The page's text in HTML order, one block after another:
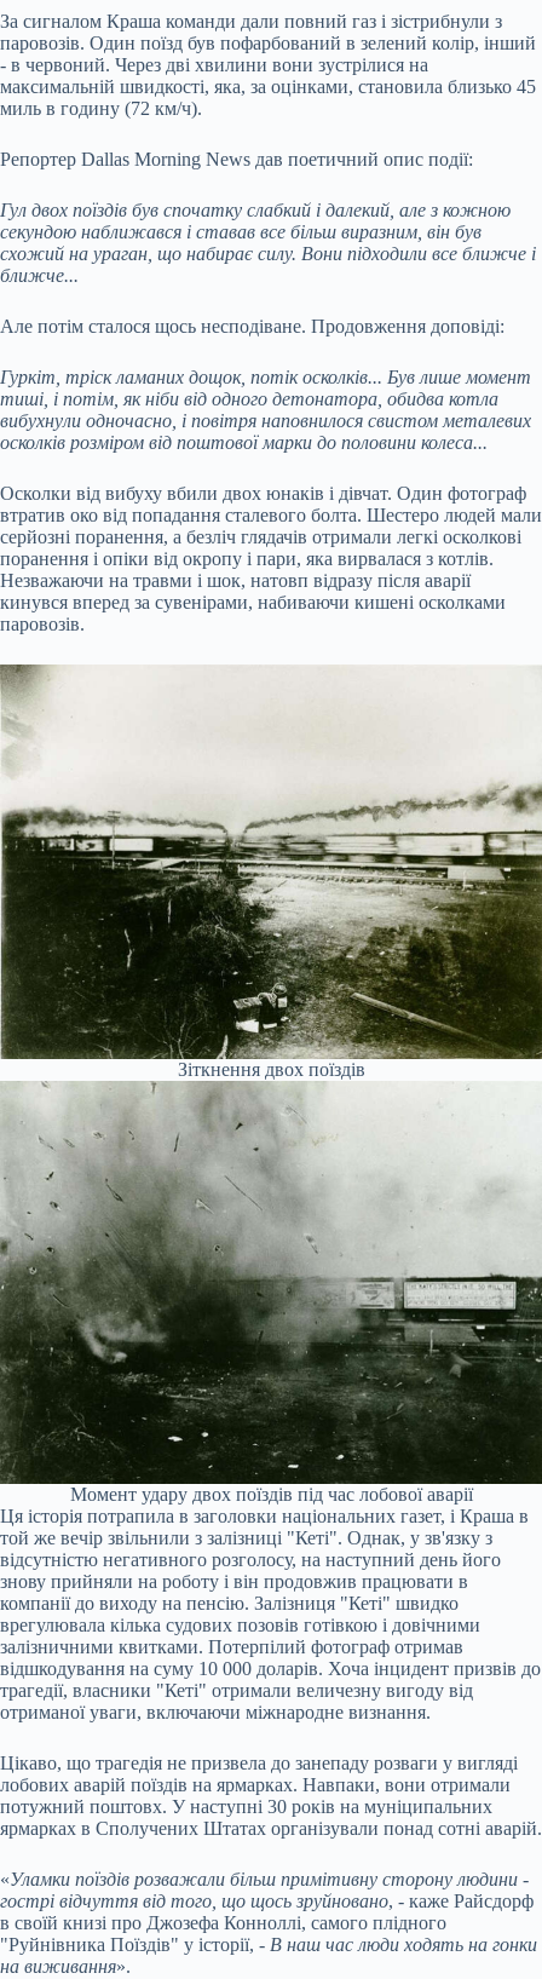
За сигналом Краша команди дали повний газ і зістрибнули з
паровозів. Один поїзд був пофарбований в зелений колір, інший
- в червоний. Через дві хвилини вони зустрілися на
максимальній швидкості, яка, за оцінками, становила близько 45
миль в годину (72 км/ч).
Репортер Dallas Morning News дав поетичний опис події:
Гул двох поїздів був спочатку слабкий і далекий, але з кожною
секундою наближався і ставав все більш виразним, він був
схожий на ураган, що набирає силу. Вони підходили все ближче і
ближче...
Але потім сталося щось несподіване. Продовження доповіді:
Гуркіт, тріск ламаних дощок, потік осколків... Був лише момент
тиші, і потім, як ніби від одного детонатора, обидва котла
вибухнули одночасно, і повітря наповнилося свистом металевих
осколків розміром від поштової марки до половини колеса...
Осколки від вибуху вбили двох юнаків і дівчат. Один фотограф
втратив око від попадання сталевого болта. Шестеро людей мали
серйозні поранення, а безліч глядачів отримали легкі осколкові
поранення і опіки від окропу і пари, яка вирвалася з котлів.
Незважаючи на травми і шок, натовп відразу після аварії
кинувся вперед за сувенірами, набиваючи кишені осколками
паровозів.
Зіткнення двох поїздів
Момент удару двох поїздів під час лобової аварії
Ця історія потрапила в заголовки національних газет, і Краша в
той же вечір звільнили з залізниці "Кеті". Однак, у зв'язку з
відсутністю негативного розголосу, на наступний день його
знову прийняли на роботу і він продовжив працювати в
компанії до виходу на пенсію. Залізниця "Кеті" швидко
врегулювала кілька судових позовів готівкою і довічними
залізничними квитками. Потерпілий фотограф отримав
відшкодування на суму 10 000 доларів. Хоча інцидент призвів до
трагедії, власники "Кеті" отримали величезну вигоду від
отриманої уваги, включаючи міжнародне визнання.
Цікаво, що трагедія не призвела до занепаду розваги у вигляді
лобових аварій поїздів на ярмарках. Навпаки, вони отримали
потужний поштовх. У наступні 30 років на муніципальних
ярмарках в Сполучених Штатах організували понад сотні аварій.
«Уламки поїздів розважали більш примітивну сторону людини -
гострі відчуття від того, що щось зруйновано, - каже Райсдорф
в своїй книзі про Джозефа Конноллі, самого плідного
"Руйнівника Поїздів" у історії, - В наш час люди ходять на гонки
на виживання».